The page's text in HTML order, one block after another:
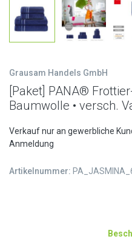
Grausam Handels GmbH
[Paket] PANA®
Baumwolle • versch.
Verkauf nur an gewerbliche
Anmeldung
Artikelnummer: